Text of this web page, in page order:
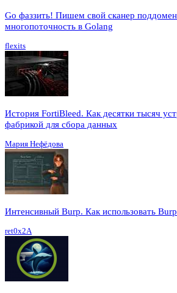
Go фаззить! Пишем свой сканер
многопоточность в Golang
flexits
История FortiBleed. Как десятки тысяч
фабрикой для сбора данных
Мария Нефёдова
Интенсивный Burp. Как использовать
ret0x2A